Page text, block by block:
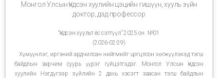
Монгол Улсын Үндсэн хуулийн цэцийн гишүүн, хууль зүйн
доктор, дэд профессор
“Үндсэн хуульт ёс сэтгүүл” 2025 он. №01
(2026-02-29)
Хүмүүнлэг, иргэний ардчилсан нийгмийг цогцлоон хөгжүүлэхэд тэгш
байдлын зарчим суурь үүрэг гүйцэтгэдэг. Монгол Улсын Үндсэн
хуулийн Нэгдүгээр зүйлийн 2 дахь хэсэгт заасан тэгш байдлын